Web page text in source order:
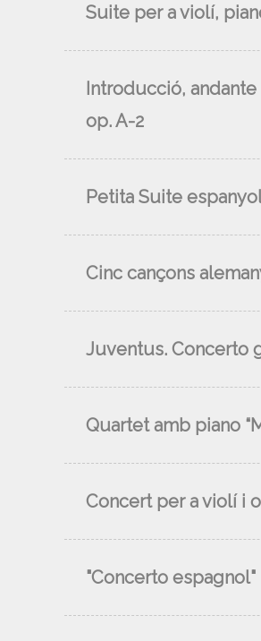
Suite per a violí,
Introducció,
op. A-2
Petita Suite
Cinc cançons
Juventus. Concerto
Quartet amb piano
Concert per a violí i
"Concerto